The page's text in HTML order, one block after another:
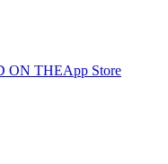
ON THEApp Store